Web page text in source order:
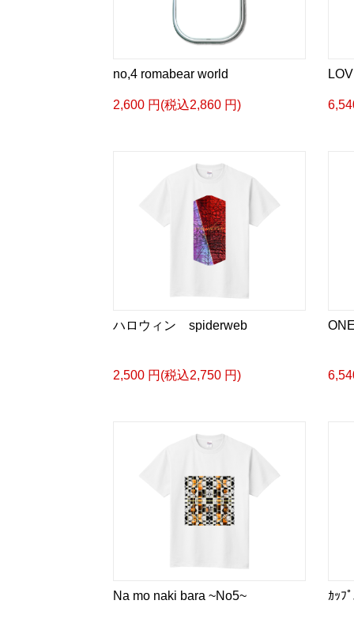
no,4 romabear world
2,600 円(税込2,860 円)
ハロウィン spiderweb
2,500 円(税込2,750 円)
Na mo naki bara ~No5~ ｶｯﾌ